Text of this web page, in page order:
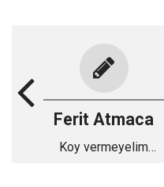
Ferit Atmaca
Koy vermeyelim